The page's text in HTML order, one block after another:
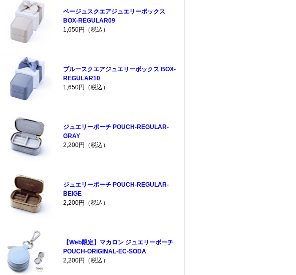
ベージュスクエアジュエリーボックス
BOX-REGULAR09
1,650円（税込）
ブルースクエアジュエリーボックス BOX-
REGULAR10
1,650円（税込）
ジュエリーポーチ POUCH-REGULAR-
GRAY
2,200円（税込）
ジュエリーポーチ POUCH-REGULAR-
BEIGE
2,200円（税込）
【Web限定】マカロン ジュエリーポーチ
POUCH-ORIGINAL-EC-SODA
2,200円（税込）